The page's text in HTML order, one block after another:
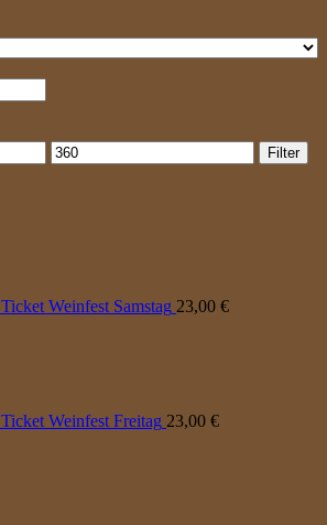
Max.
Preis
Filter
Ticket Weinfest Samstag 23,00 €
Ticket Weinfest Freitag 23,00 €